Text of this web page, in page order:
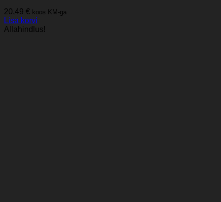
20,49 € koos KM-ga
Lisa korvi
Allahindlus!